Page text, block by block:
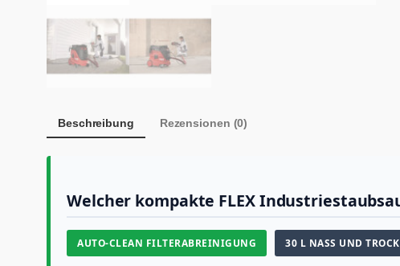
e
g
Beschreibung Rezensionen (0)
Welcher kompakte FLEX
AUTO-CLEAN FILTERABREINIGUNG 30 L NASS UND